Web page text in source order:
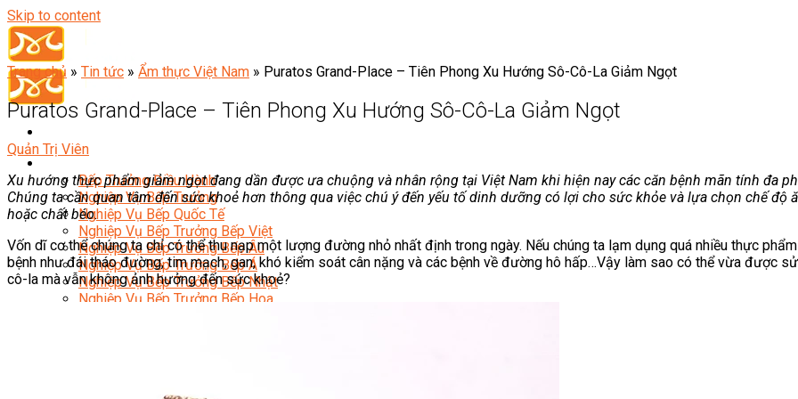
Skip to content
Bếp Trưởng Điều Hành
Nghiệp Vụ Bếp Trưởng
Nghiệp Vụ Bếp Quốc Tế
Nghiệp Vụ Bếp Trưởng Bếp Việt
Nghiệp Vụ Bếp Trưởng Bếp Âu
Nghiệp Vụ Bếp Trưởng Bếp Á
Nghiệp Vụ Bếp Trưởng Bếp Nhật
Nghiệp Vụ Bếp Trưởng Bếp Hoa
Trang chủ » Tin tức » Ẩm thực Việt Nam » Puratos Grand-Place – Tiên Phong Xu Hướng Sô-Cô-La Giảm Ngọt
Puratos Grand-Place – Tiên Phong Xu Hướng Sô-Cô-La Giảm Ngọt
Quản Trị Viên
Xu hướng thực phẩm giảm ngọt đang dần được ưa chuộng và nhân rộng tại Việt Nam khi hiện nay các căn bệnh mãn tính đa
Chúng ta cần quan tâm đến sức khoẻ hơn thông qua việc chú ý đến yếu tố dinh dưỡng có lợi cho sức khỏe và lựa chọn chế
hoặc chất béo.
Vốn dĩ cơ thể chúng ta chỉ có thể thu nạp một lượng đường nhỏ nhất định trong ngày. Nếu chúng ta lạm dụng quá nhiều thực
bệnh như đái tháo đường, tim mạch, gan, khó kiểm soát cân nặng và các bệnh về đường hô hấp…Vậy làm sao có thể vừa được
cô-la mà vẫn không ảnh hưởng đến sức khoẻ?